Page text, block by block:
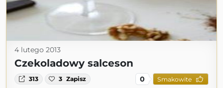
4 lutego 2013
Czekoladowy salceson
313 3 Zapisz 0 Smakowite